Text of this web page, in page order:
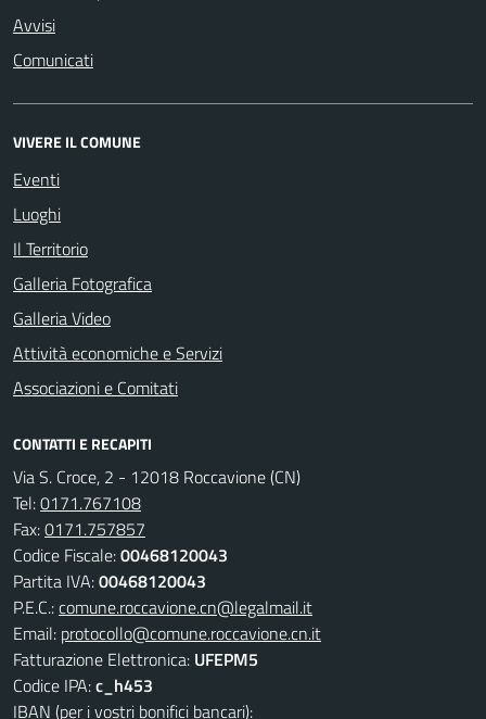
Avvisi
Comunicati
VIVERE IL COMUNE
Eventi
Luoghi
Il Territorio
Galleria Fotografica
Galleria Video
Attività economiche e Servizi
Associazioni e Comitati
CONTATTI E RECAPITI
Via S. Croce, 2 - 12018 Roccavione (CN)
Tel:0171.767108
Fax:0171.757857
Codice Fiscale:00468120043
Partita IVA:00468120043
P.E.C.:comune.roccavione.cn@legalmail.it
Email: protocollo@comune.roccavione.cn.it
Fatturazione Elettronica: UFEPM5
Codice IPA:c_h453
IBAN (per i vostri bonifici bancari):